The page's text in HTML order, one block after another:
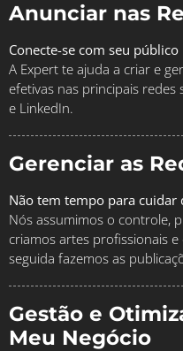
Anunciar nas
Conecte-se com seu público
A Expert te ajuda a criar e
efetivas nas principais redes
e LinkedIn.
Gerenciar as
Não tem tempo para cuidar
Nós assumimos o controle,
criamos artes profissionais
seguida fazemos as
Gestão e
Meu Negócio